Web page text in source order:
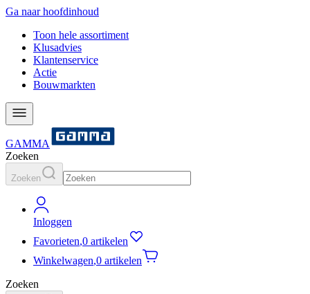
Ga naar hoofdinhoud
Toon hele assortiment
Klusadvies
Klantenservice
Actie
Bouwmarkten
GAMMA
Zoeken
Zoeken
Inloggen
Favorieten,0 artikelen
Winkelwagen,0 artikelen
Zoeken